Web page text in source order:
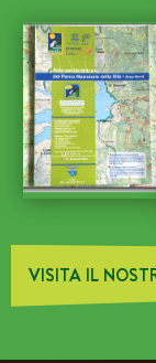
VISITA IL